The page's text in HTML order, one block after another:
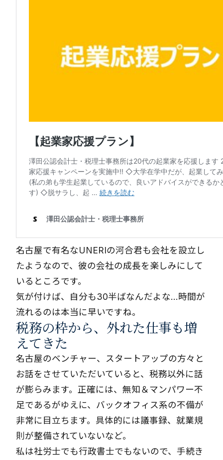
名古屋で有名なUNERIの河合君も会社を設立し
たようなので、彼の会社の成長を楽しみにして
いるところです。
気が付けば、自分も30半ばなんだよな…時間が
流れるのは本当に早いですね。
税務の枠から、外れた仕事も増
えてきた
名古屋のベンチャー、スタートアップの方々と
お話をさせていただいていると、税務以外に話
が膨らみます。正確には、無知＆マンパワー不
足であるがゆえに、バックオフィス系の不備が
非常に目立ちます。具体的には議事録、就業規
則が整備されていないなど。
私は社労士でも行政書士でもないので、手続き